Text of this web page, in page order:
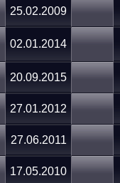
25.02.2009
02.01.2014
20.09.2015
27.01.2012
27.06.2011
17.05.2010